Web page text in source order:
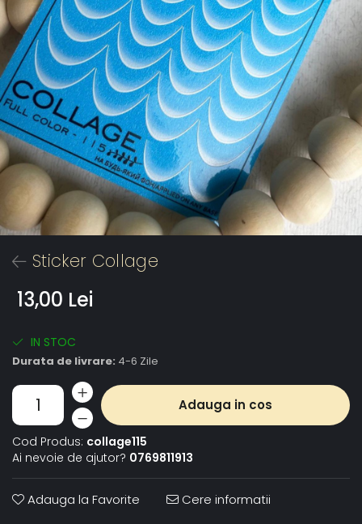
Sticker Collage
13,00 Lei
IN STOC
Durata de livrare: 4-6 Zile
Adauga in cos
Cod Produs: collage115
Ai nevoie de ajutor? 0769811913
Adauga la Favorite Cere informatii